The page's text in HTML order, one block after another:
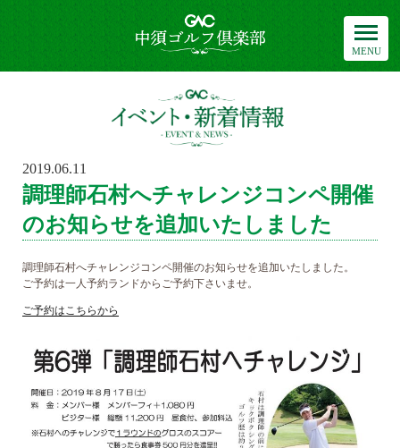
中須ゴルフ倶楽部
POSTED
ON
2019.06.11
調理師石村へチャレンジコンペ開催
のお知らせを追加いたしました
調理師石村へチャレンジコンペ開催のお知らせを追加いたしました。
ご予約は一人予約ランドからご予約下さいませ。
ご予約はこちらから